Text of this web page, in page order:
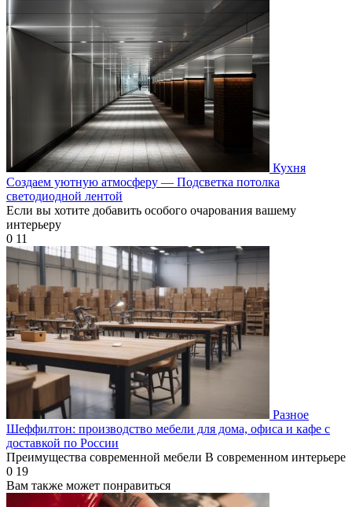
Кухня
Создаем уютную атмосферу — Подсветка потолка
светодиодной лентой
Если вы хотите добавить особого очарования вашему
интерьеру
0 11
Разное
Шеффилтон: производство мебели для дома, офиса и кафе с
доставкой по России
Преимущества современной мебели В современном интерьере
0 19
Вам также может понравиться